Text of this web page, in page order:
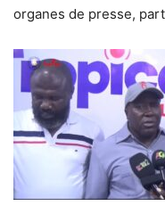
organes de presse,